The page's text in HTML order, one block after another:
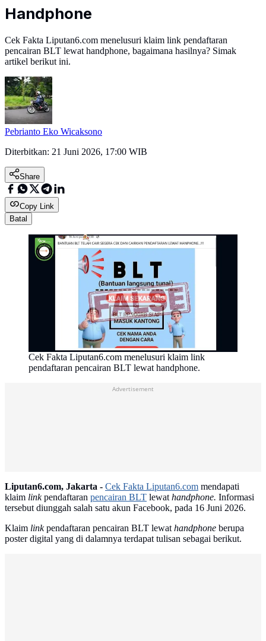
Handphone
Cek Fakta Liputan6.com menelusuri klaim link pendaftaran
pencairan BLT lewat handphone, bagaimana hasilnya? Simak
artikel berikut ini.
Pebrianto Eko Wicaksono
Diterbitkan: 21 Juni 2026, 17:00 WIB
Share
Copy Link
Batal
Cek Fakta Liputan6.com menelusuri klaim link
pendaftaran pencairan BLT lewat handphone.
Advertisement
Liputan6.com, Jakarta - Cek Fakta Liputan6.com mendapati
klaim linkpendaftaran pencairan BLT lewathandphone. Informasi
tersebut diunggah salah satu akun Facebook, pada 16 Juni 2026.
Klaim linkpendaftaran pencairan BLT lewathandphone berupa
poster digital yang di dalamnya terdapat tulisan sebagai berikut.